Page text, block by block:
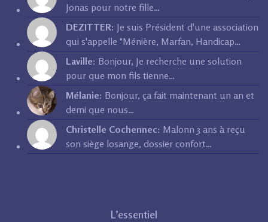
Jonas pour notre fille…
DEZITTER: Je suis Président d'une association
qui s'appelle "Ménière, Marfan, Handicap…
Laville: Bonjour, Je recherche une solution
pour que mon fils tienne…
Mélanie: Bonjour, ça fait maintenant un an et
demi que nous…
Christelle Cochennec: Malonn 3 ans à reçu
son siège losange, dossier confort…
L’essentiel